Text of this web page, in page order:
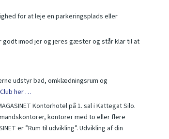
for at leje en parkeringsplads eller
godt imod jer og jeres gæster og står klar til at
udstyr bad, omklædningsrum og
her …
Kontorhotel på 1. sal i Kattegat Silo.
kontorer med to eller flere
er ”Rum til udvikling”. Udvikling af din